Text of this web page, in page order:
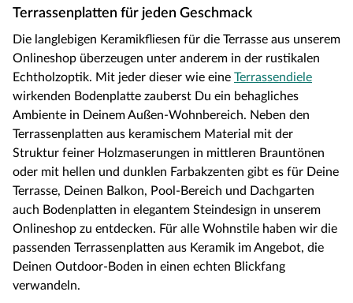
Terrassenplatten für jeden Geschmack
Die langlebigen Keramikfliesen für die Terrasse aus unserem
Onlineshop überzeugen unter anderem in der rustikalen
Echtholzoptik. Mit jeder dieser wie eine Terrassendiele
wirkenden Bodenplatte zauberst Du ein behagliches
Ambiente in Deinem Außen-Wohnbereich. Neben den
Terrassenplatten aus keramischem Material mit der
Struktur feiner Holzmaserungen in mittleren Brauntönen
oder mit hellen und dunklen Farbakzenten gibt es für Deine
Terrasse, Deinen Balkon, Pool-Bereich und Dachgarten
auch Bodenplatten in elegantem Steindesign in unserem
Onlineshop zu entdecken. Für alle Wohnstile haben wir die
passenden Terrassenplatten aus Keramik im Angebot, die
Deinen Outdoor-Boden in einen echten Blickfang
verwandeln.